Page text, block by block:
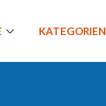
KATEGORIEN